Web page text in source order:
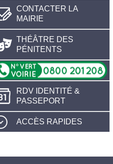
CONTACTER LA
MAIRIE
THÉÂTRE DES
PÉNITENTS
RDV IDENTITÉ &
PASSEPORT
ACCÈS RAPIDES